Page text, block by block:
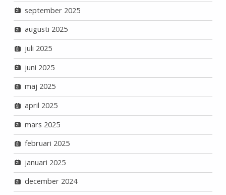
september 2025
augusti 2025
juli 2025
juni 2025
maj 2025
april 2025
mars 2025
februari 2025
januari 2025
december 2024